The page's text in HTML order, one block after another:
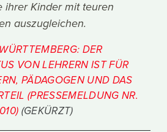
ihrer Kinder mit teuren
auszugleichen.
DER
VON LEHRERN IST FÜR
PÄDAGOGEN UND DAS
(PRESSEMELDUNG NR.
(GEKÜRZT)